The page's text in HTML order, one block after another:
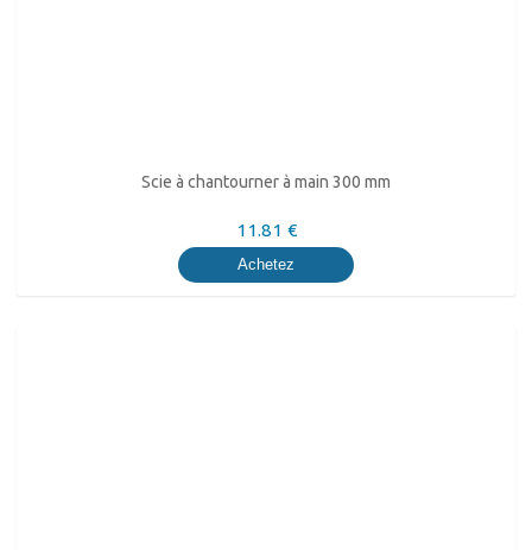
Scie à chantourner à main 300 mm
11.81 €
Achetez